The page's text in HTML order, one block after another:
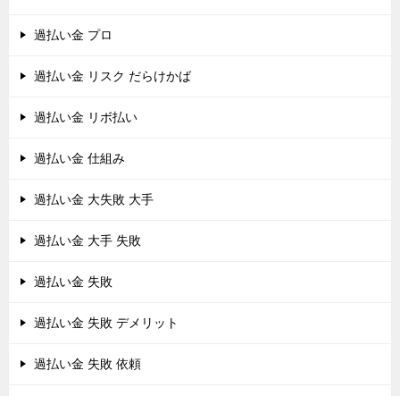
過払い金 プロ
過払い金 リスク だらけかば
過払い金 リボ払い
過払い金 仕組み
過払い金 大失敗 大手
過払い金 大手 失敗
過払い金 失敗
過払い金 失敗 デメリット
過払い金 失敗 依頼